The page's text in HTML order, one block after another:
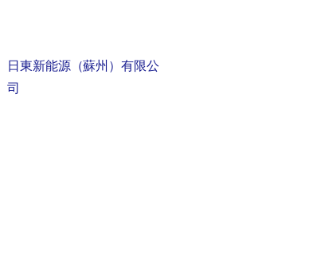
日東新能源（蘇州）有限公
司